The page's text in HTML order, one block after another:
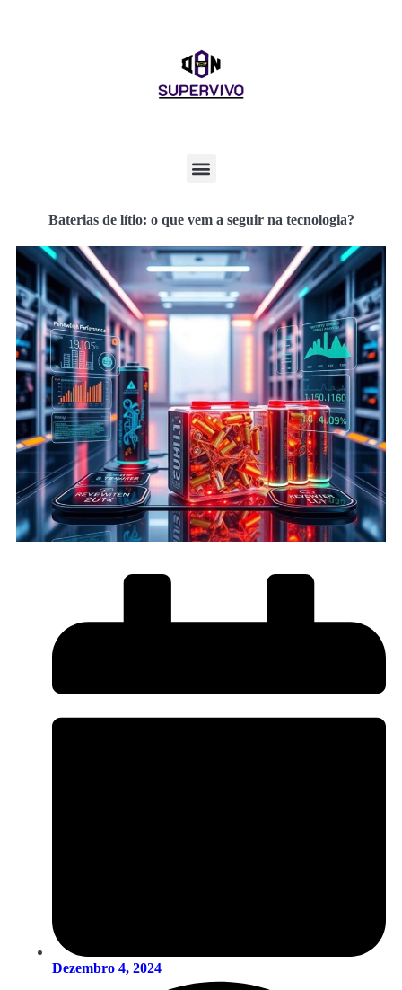
Baterias de lítio: o que vem a seguir na tecnologia?
Dezembro 4, 2024